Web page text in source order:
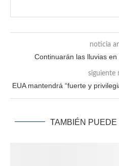
noticia
Continuarán las lluvias
siguiente
EUA mantendrá “fuerte y
TAMBIÉN